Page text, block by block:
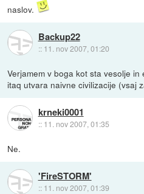
naslov.
Backup22
:: 11. nov 2007, 01:20
Verjamem v boga kot sta vesolje
itaq utvara naivne civilizacije (vsaj
krneki0001
:: 11. nov 2007, 01:35
Ne.
'FireSTORM'
:: 11. nov 2007, 01:39